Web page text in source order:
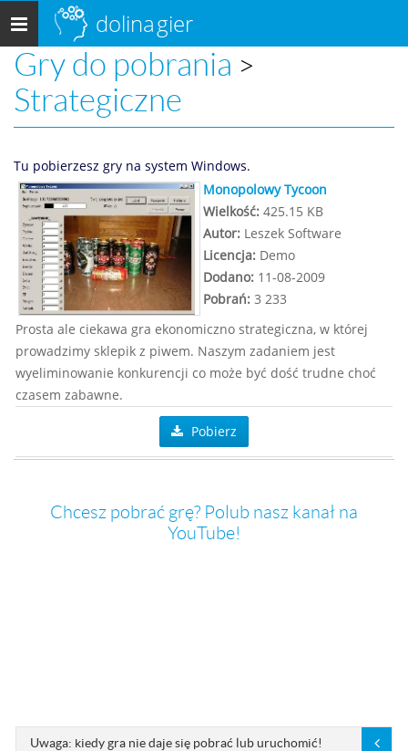
Menu
główne
dolinagier
Gry do pobrania >
Strategiczne
Tu pobierzesz gry na system Windows.
Monopolowy Tycoon
Wielkość: 425.15 KB
Autor: Leszek Software
Licencja: Demo
Dodano: 11-08-2009
Pobrań: 3 233
Prosta ale ciekawa gra ekonomiczno strategiczna, w której
prowadzimy sklepik z piwem. Naszym zadaniem jest
wyeliminowanie konkurencji co może być dość trudne choć
czasem zabawne.
Pobierz
Chcesz pobrać grę? Polub nasz kanał na
YouTube!
Uwaga: kiedy gra nie daje się pobrać lub uruchomić!